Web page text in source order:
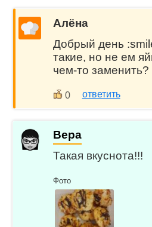
Алёна
Добрый день
такие, но не ем
чем-то заменить?
0 ответить
Вера
Такая вкуснота!!!
Фото